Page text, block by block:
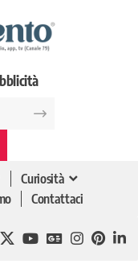
Curiosità
Contattaci